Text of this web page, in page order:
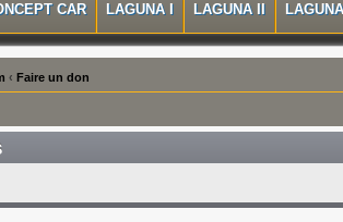
CAR LAGUNA I LAGUNA II
‹ Faire un don